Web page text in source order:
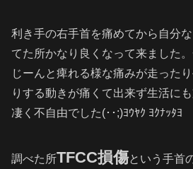
利き手の右手首を痛めてから自分
てた所かなり良くなって来ました
じーんと痺れる様な痛みが走った
りする動きが痛くて出来ず生活に
凄く不自由でした(･･;)ﾖｳﾔｸ ﾖｸﾅｯﾀﾖ
調べた所TFCC損傷という手首